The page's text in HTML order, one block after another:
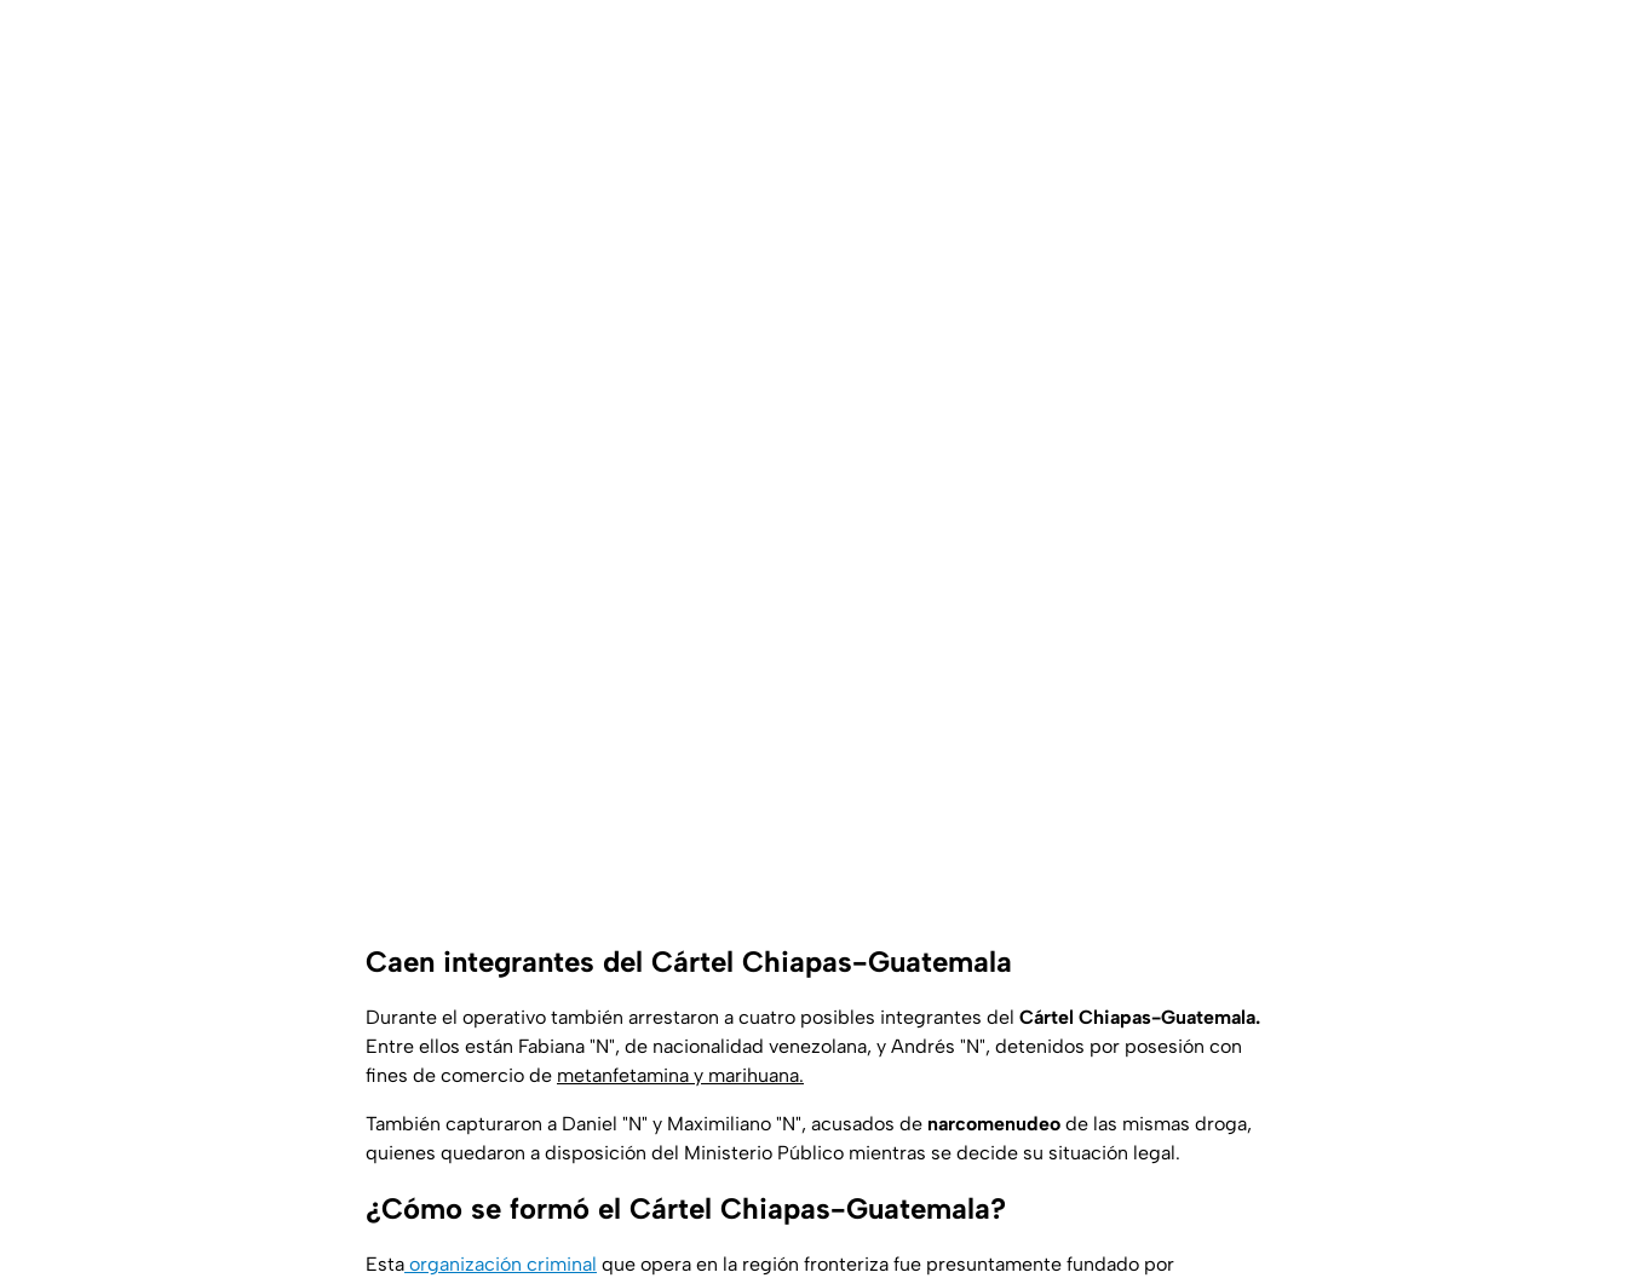
Caen integrantes del Cártel Chiapas-Guatemala
Durante el operativo también arrestaron a cuatro posibles integrantes del Cártel Chiapas-Guatemala.
Entre ellos están Fabiana "N", de nacionalidad venezolana, y Andrés "N", detenidos por posesión con
fines de comercio de metanfetamina y marihuana.
También capturaron a Daniel "N" y Maximiliano "N", acusados de narcomenudeo de las mismas droga,
quienes quedaron a disposición del Ministerio Público mientras se decide su situación legal.
¿Cómo se formó el Cártel Chiapas-Guatemala?
Esta organización criminal que opera en la región fronteriza fue presuntamente fundado por